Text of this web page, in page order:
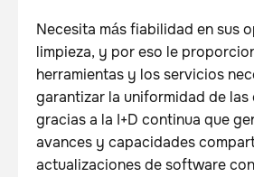
Necesita más fiabilidad en sus
limpieza, y por eso le
herramientas y los servicios
garantizar la uniformidad de las
gracias a la I+D continua que
avances y capacidades
actualizaciones de software